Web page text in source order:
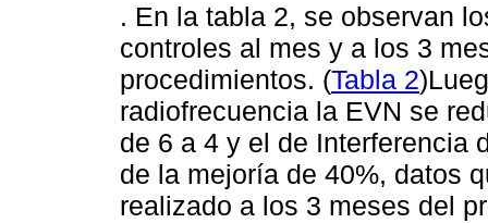
. En la tabla 2, se observan
controles al mes y a los 3
procedimientos. (Tabla 2
radiofrecuencia la EVN se
de 6 a 4 y el de Interferencia
de la mejoría de 40%, datos
realizado a los 3 meses del